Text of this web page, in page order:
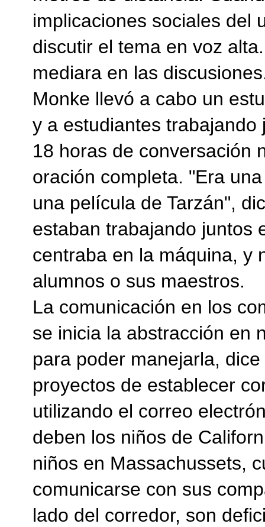
implicaciones sociales del
discutir el tema en voz
mediara en las
Monke llevó a cabo un
y a estudiantes
18 horas de conversación
oración completa. "Era
una película de Tarzán",
estaban trabajando juntos
centraba en la máquina, y
alumnos o sus maestros.
La comunicación en los
se inicia la abstracción en
para poder manejarla,
proyectos de establecer
utilizando el correo
deben los niños de
niños en Massachussets,
comunicarse con sus
lado del corredor, son